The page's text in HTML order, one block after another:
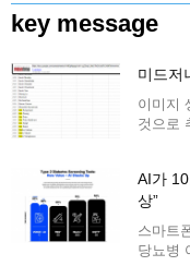
key message
미드저
이미지
것으로
AI가
상”
스마트
당뇨병